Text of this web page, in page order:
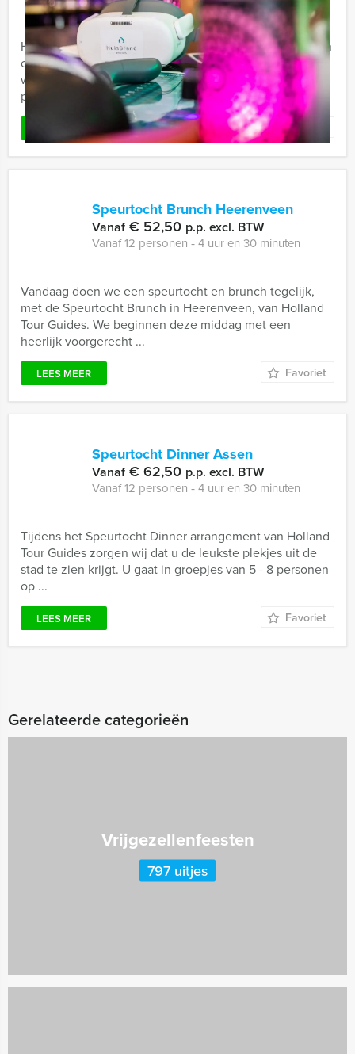
Vanaf 12 personen ‐ 2 uur en 30 minuten
Holland Tour Guides biedt u de Escape City Game aan in
centrum van de stad. Een gloednieuwe virtuele game
waarbij u gegijzelde mensen dient te bevrijden van de
psychopaat ...
Favoriet
Speurtocht Brunch Heerenveen
Vanaf€ 52,50 p.p. excl. BTW
Vanaf 12 personen ‐ 4 uur en 30 minuten
Vandaag doen we een speurtocht en brunch tegelijk,
met de Speurtocht Brunch in Heerenveen, van Holland
Tour Guides. We beginnen deze middag met een
heerlijk voorgerecht ...
LEES MEER Favoriet
Speurtocht Dinner Assen
Vanaf€ 62,50 p.p. excl. BTW
Vanaf 12 personen ‐ 4 uur en 30 minuten
Tijdens het Speurtocht Dinner arrangement van Holland
Tour Guides zorgen wij dat u de leukste plekjes uit de
stad te zien krijgt. U gaat in groepjes van 5 - 8 personen
op ...
LEES MEER Favoriet
Gerelateerde categorieën
Vrijgezellenfeesten
797 uitjes